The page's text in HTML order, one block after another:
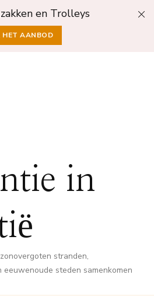
en Trolleys
HET AANBOD
in
stranden,
steden samenkomen